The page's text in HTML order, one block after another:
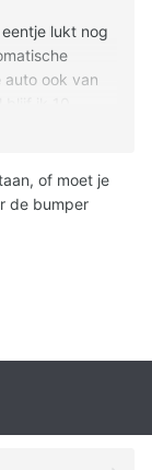
lukt nog
auto ook van
of moet je
de bumper